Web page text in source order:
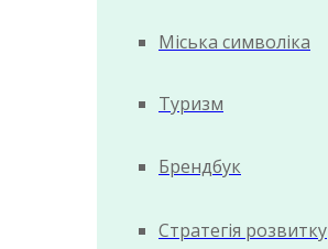
Міська символіка
Туризм
Брендбук
Стратегія розвитку